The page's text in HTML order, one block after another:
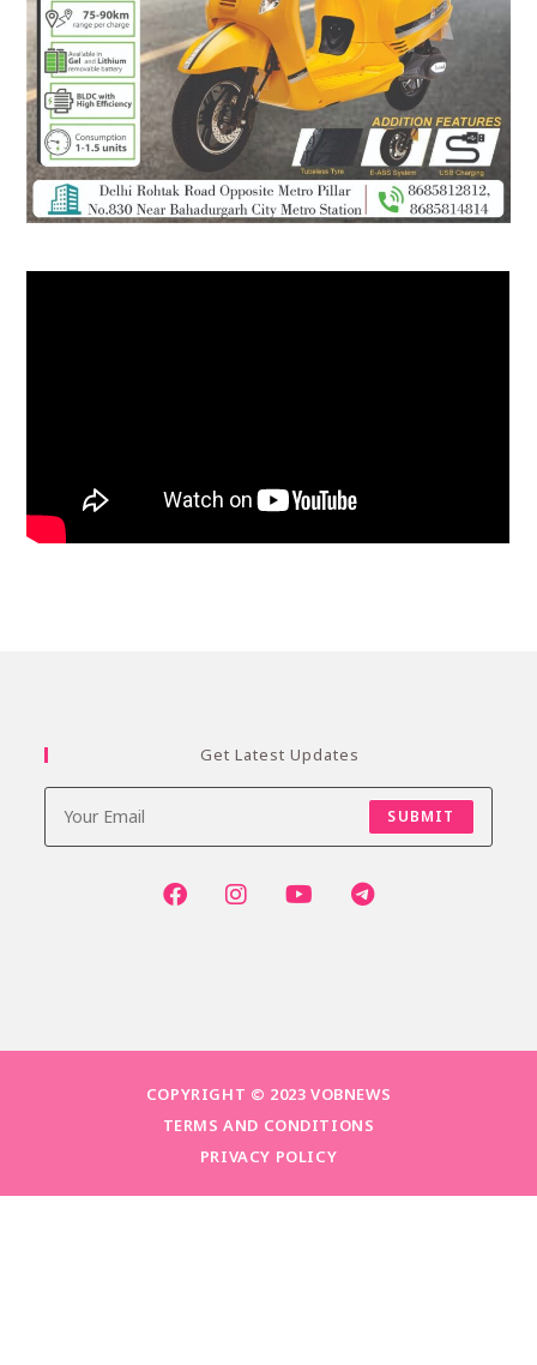
Get Latest Updates
SUBMIT
COPYRIGHT © 2023 VOBNEWS
TERMS AND CONDITIONS
PRIVACY POLICY